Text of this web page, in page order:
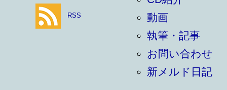
RSS
動画
執筆・記事
お問い合わせ
新メルド日記